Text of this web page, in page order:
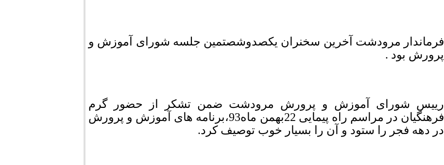
فرماندار مرودشت آخرین سخنران یکصدوشصتمین جلسه شورای آموزش و
پرورش بود .
رییس شورای آموزش و پرورش مرودشت ضمن تشکر از حضور گرم
فرهنگیان در مراسم راه پیمایی 22بهمن ماه93،برنامه های آموزش و پرورش
در دهه فجر را ستود و آن را بسیار خوب توصیف کرد.